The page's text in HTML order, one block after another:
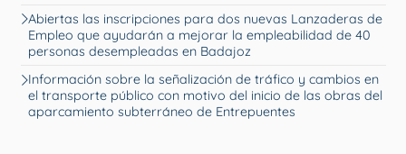
Abiertas las inscripciones para dos nuevas Lanzaderas de
Empleo que ayudarán a mejorar la empleabilidad de 40
personas desempleadas en Badajoz
Información sobre la señalización de tráfico y cambios en
el transporte público con motivo del inicio de las obras del
aparcamiento subterráneo de Entrepuentes